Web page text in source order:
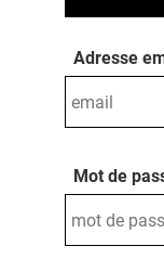
Adresse
Mot de